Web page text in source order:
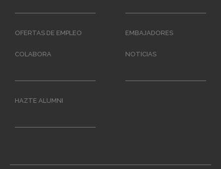
OFERTAS DE EMPLEO EMBAJADORES
COLABORA NOTICIAS
HAZTE ALUMNI